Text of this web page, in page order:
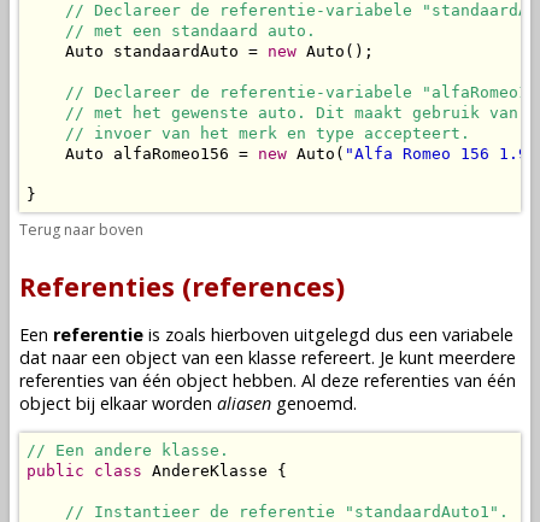
// Declareer de referentie-variabele
// met een standaard auto.
    Auto standaardAuto =
new Auto();
// Declareer de referentie-variabele
// met het gewenste auto. Dit maakt gebruik van
// invoer van het merk en type accepteert.
    Auto alfaRomeo156 =
new Auto( "Alfa Romeo 156 1.9
}
Terug naar boven
Referenties (references)
Een referentie is zoals hierboven uitgelegd dus een variabele
dat naar een object van een klasse refereert. Je kunt meerdere
referenties van één object hebben. Al deze referenties van één
object bij elkaar worden aliasen genoemd.
// Een andere klasse.
public
class AndereKlasse {
// Instantieer de referentie "standaardAuto1".